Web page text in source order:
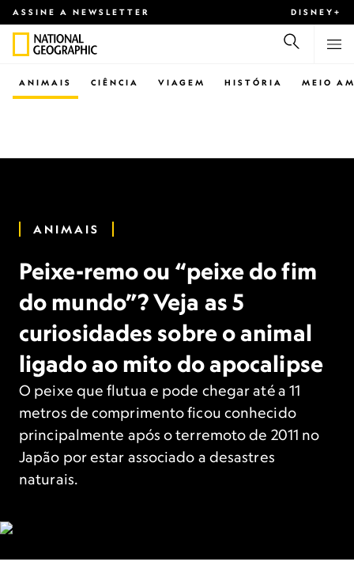
ASSINE A NEWSLETTER DISNEY+
CIÊNCIA VIAGEM
ANIMAIS HISTÓRIA MEIO
ANIMAIS
Peixe-remo ou “peixe do fim
do mundo”? Veja as 5
curiosidades sobre o animal
ligado ao mito do apocalipse
O peixe que flutua e pode chegar até a 11
metros de comprimento ficou conhecido
principalmente após o terremoto de 2011 no
Japão por estar associado a desastres
naturais.